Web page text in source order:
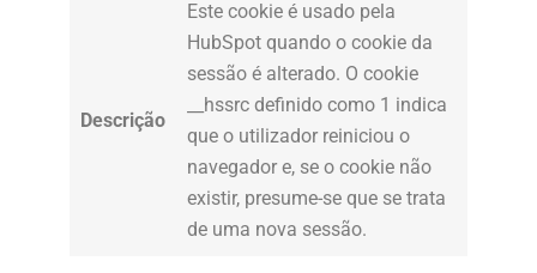
Descrição
Este cookie é usado pela
HubSpot quando o cookie da
sessão é alterado. O cookie
__hssrc definido como 1 indica
que o utilizador reiniciou o
navegador e, se o cookie não
existir, presume-se que se trata
de uma nova sessão.